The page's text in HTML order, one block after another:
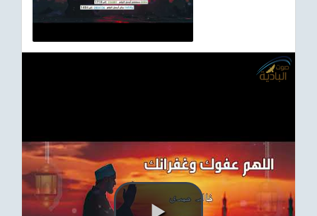
Asian
مناسبات إسلامية
رياضي